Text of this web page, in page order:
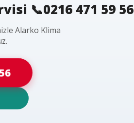
📞0216 471 59 56
Alarko Klima